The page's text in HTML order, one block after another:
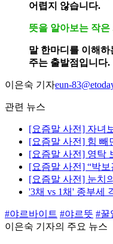
어렵지 않습니다.
뜻을 알아보는 작
말 한마디를 이해하
주는 출발점입니다.
이은숙 기자eun-
관련 뉴스
[요즘말 사전] 자녀
[요즘말 사전] 힘 빼
[요즘말 사전] 영탁
[요즘말 사전] “박보
[요즘말 사전] 눈치
'3채 vs 1채' 종부세
#야르바이트 #야르뜻 #꿀
이은숙 기자의 주요 뉴스